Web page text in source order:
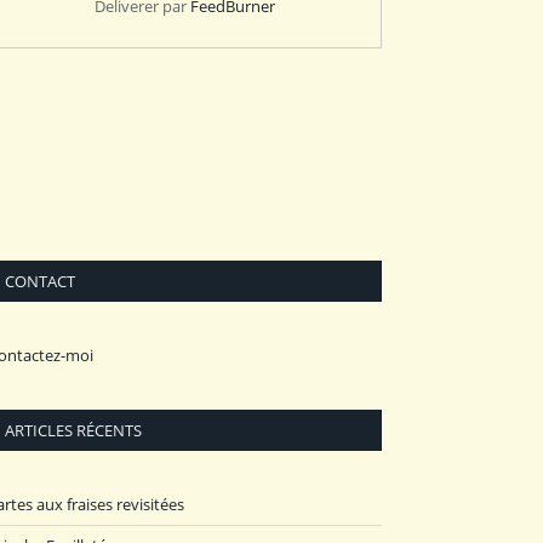
Deliverer par FeedBurner
CONTACT
moi
ARTICLES RÉCENTS
aux fraises revisitées